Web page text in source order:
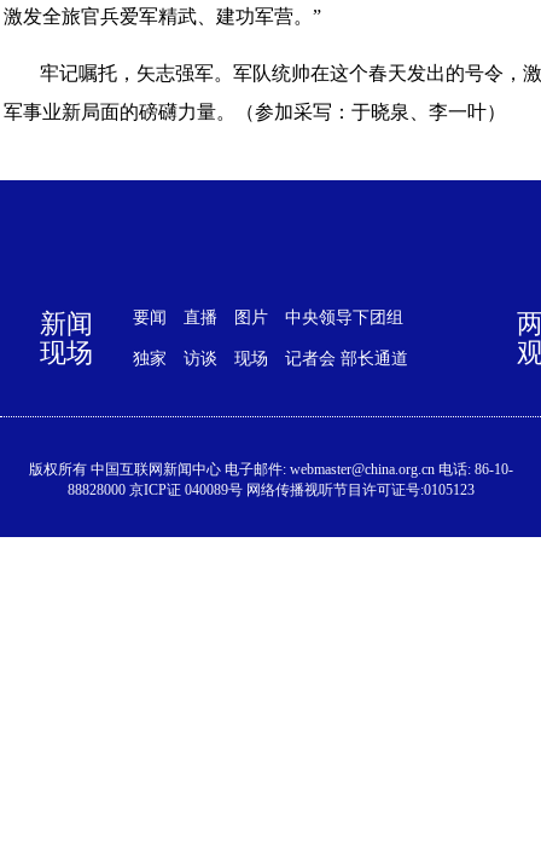
激发全旅官兵爱军精武、建功军营。”
牢记嘱托，矢志强军。军队统帅在这个春天发出的号令，
军事业新局面的磅礴力量。（参加采写：于晓泉、李一叶）
新闻
现场
要闻 直播 图片 中央领导下团组
独家 访谈 现场 记者会 部长通道
版权所有 中国互联网新闻中心 电子邮件: webmaster@china.org.cn 电话: 86-10-
88828000 京ICP证 040089号 网络传播视听节目许可证号:0105123